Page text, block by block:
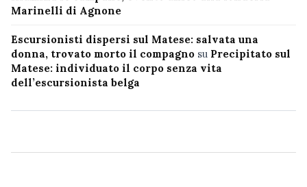
Marinelli di Agnone
Escursionisti dispersi sul Matese: salvata una
donna, trovato morto il compagno su Precipitato sul
Matese: individuato il corpo senza vita
dell’escursionista belga